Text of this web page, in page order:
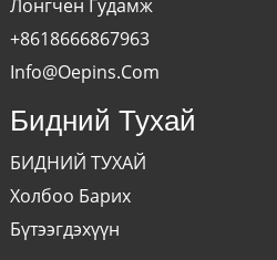
Лонгчен Гудамж
+8618666867963
Info@oepins.com
Бидний Тухай
БИДНИЙ ТУХАЙ
Холбоо Барих
Бүтээгдэхүүн